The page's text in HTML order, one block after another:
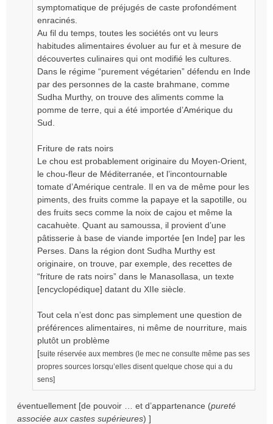
symptomatique de préjugés de caste profondément
enracinés.
Au fil du temps, toutes les sociétés ont vu leurs
habitudes alimentaires évoluer au fur et à mesure de
découvertes culinaires qui ont modifié les cultures.
Dans le régime “purement végétarien” défendu en Inde
par des personnes de la caste brahmane, comme
Sudha Murthy, on trouve des aliments comme la
pomme de terre, qui a été importée d’Amérique du
Sud.
Friture de rats noirs
Le chou est probablement originaire du Moyen-Orient,
le chou-fleur de Méditerranée, et l’incontournable
tomate d’Amérique centrale. Il en va de même pour les
piments, des fruits comme la papaye et la sapotille, ou
des fruits secs comme la noix de cajou et même la
cacahuète. Quant au samoussa, il provient d’une
pâtisserie à base de viande importée [en Inde] par les
Perses. Dans la région dont Sudha Murthy est
originaire, on trouve, par exemple, des recettes de
“friture de rats noirs” dans le Manasollasa, un texte
[encyclopédique] datant du XIIe siècle.
Tout cela n’est donc pas simplement une question de
préférences alimentaires, ni même de nourriture, mais
plutôt un problème
[suite réservée aux membres (le mec ne consulte même pas ses
propres sources lorsqu’elles disent quelque chose qui a du
sens]
éventuellement [de pouvoir … et d’appartenance (pureté
associée aux castes supérieures) ]